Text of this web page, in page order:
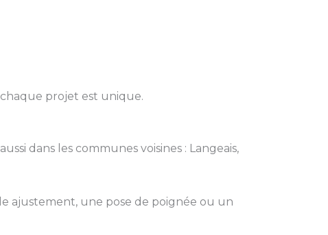
projet est unique.
aussi dans les communes voisines : Langeais,
ajustement, une pose de poignée ou un